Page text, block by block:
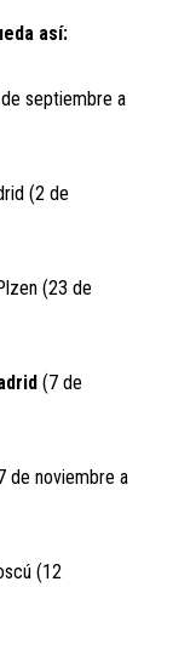
así:
septiembre a
(2 de
(23 de
(7 de
de noviembre a
(12